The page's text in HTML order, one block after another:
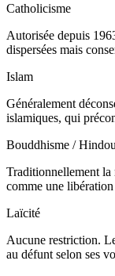
Catholicisme
Autorisée depuis
dispersées mais
Islam
Généralement
islamiques, qui
Bouddhisme /
Traditionnellement la
comme une
Laïcité
Aucune restriction.
au défunt selon ses